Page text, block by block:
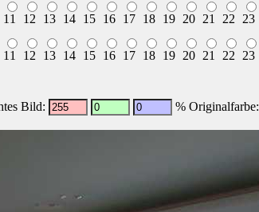
11 12 13 14 15 16 17 18 19 20 21 22 23
11 12 13 14 15 16 17 18 19 20 21 22 23
Bild: % Originalfarbe: